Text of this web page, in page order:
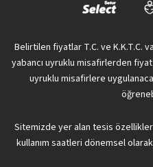
Belirtilen fiyatlar T.C. ve K.K.T.C.
yabancı uyruklu misafirlerden
uyruklu misafirlere
Sitemizde yer alan tesis
kullanım saatleri dönemsel